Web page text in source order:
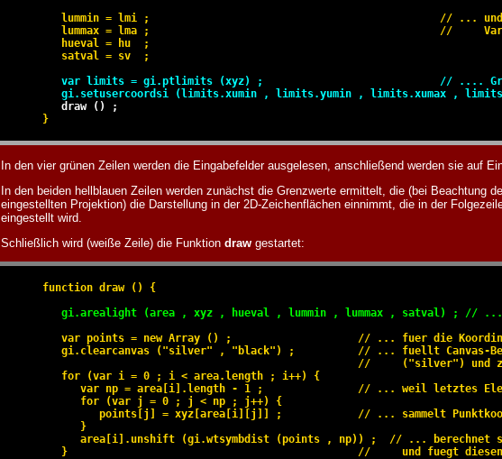
lummin = lmi ;                                              // ...
lummax = lma ;                                              //
         hueval = hu  ;
         satval = sv  ;
var limits = gi.ptlimits (xyz) ;                            // ....
gi.setusercoordsi (limits.xumin , limits.yumin , limits.xumax ,
draw () ;
      }
In den vier grünen Zeilen werden die Eingabefelder ausgelesen, anschließend werden sie auf
In den beiden hellblauen Zeilen werden zunächst die Grenzwerte ermittelt, die (bei Beachtung
eingestellten Projektion) die Darstellung in der 2D-Zeichenflächen einnimmt, die in der
eingestellt wird.
Schließlich wird (weiße Zeile) die Funktion drawgestartet:
      function draw () {
gi.arealight (area , xyz , hueval , lummin , lummax , satval) ; // ...
var points = new Array () ;                    // ... fuer die
gi.clearcanvas ("silver" , "black") ;          // ... fuellt Canvas-
//     ("silver") und
         for (var i = 0 ; i < area.length ; i++) {
var np = area[i].length - 1 ;               // ... weil letztes
            for (var j = 0 ; j < np ; j++) {
points[j] = xyz[area[i][j]] ;            // ... sammelt
            }
area[i].unshift (gi.wtsymbdist (points , np)) ;  // ... berechnet
}                                              //     und fuegt